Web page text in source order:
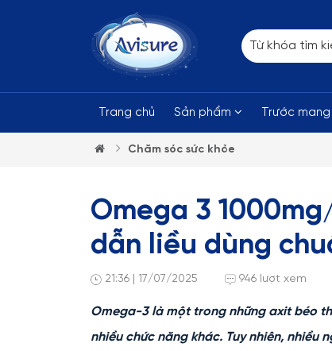
Trang chủ Sản phẩm Trước
Chăm sóc sức khỏe
Omega 3
dẫn liều dùng
21:36 | 17/07/2025 946 lượt xem
Omega-3 là một trong những axit béo
nhiều chức năng khác. Tuy nhiên, nhiều